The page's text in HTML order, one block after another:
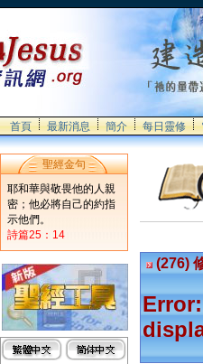
首頁 最新消息 簡介 每日靈修
聖經金句
耶和華與敬畏他的人親
密；他必將自己的約指
示他們。
詩篇25：14
(276)